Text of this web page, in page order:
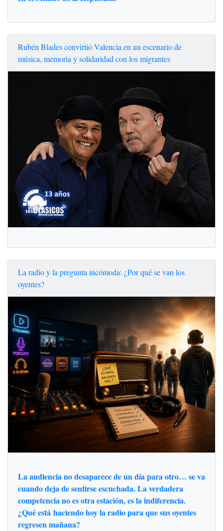
Rubén Blades convirtió Valencia en un escenario de
música, memoria y solidaridad con los migrantes
La radio y la pregunta incómoda: ¿Por qué se van los
oyentes?
La audiencia no desaparece de un día para otro… se va
cuando deja de sentirse escuchada. La verdadera
competencia no es otra estación, es la indiferencia.
¿Qué está haciendo hoy la radio para que sus oyentes
regresen mañana?